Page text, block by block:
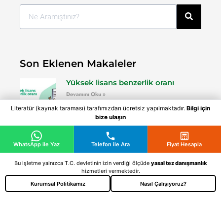
Son Eklenen Makaleler
Yüksek lisans benzerlik oranı
Devamını Oku »
Tezde benzerlik oranı kaç olmalı
Devamını Oku »
Tez Yazım Kursu
Devamını Oku »
Literatür (kaynak taraması) tarafımızdan ücretsiz yapılmaktadır. Bilgi için
bize ulaşın
WhatsApp ile Yaz Telefon ile Ara Fiyat Hesapla
Bu işletme yalnızca T.C. devletinin izin verdiği ölçüde yasal tez danışmanlık
hizmetleri vermektedir.
Kurumsal Politikamız
Nasıl Çalışıyoruz?